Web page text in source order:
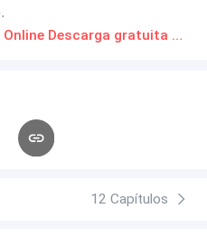
Requiéscat in pace Novelas Online Descarga gratuita de PDF
12 Capítulos